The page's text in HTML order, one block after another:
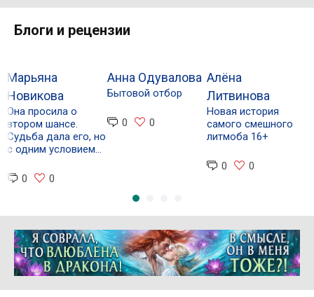
Блоги и рецензии
Марьяна
Новикова
Она просила о
втором шансе.
Судьба дала его, но
с одним условием...
0 0
Анна Одувалова
Бытовой отбор
0 0
Алёна
Литвинова
Новая история
самого смешного
литмоба 16+
0 0
Реклама 16+ АО «ЛитГород»